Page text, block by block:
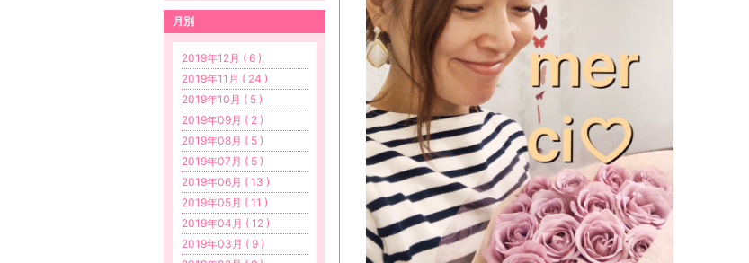
月別
2019年12月 ( 6 )
2019年11月 ( 24 )
2019年10月 ( 5 )
2019年09月 ( 2 )
2019年08月 ( 5 )
2019年07月 ( 5 )
2019年06月 ( 13 )
2019年05月 ( 11 )
2019年04月 ( 12 )
2019年03月 ( 9 )